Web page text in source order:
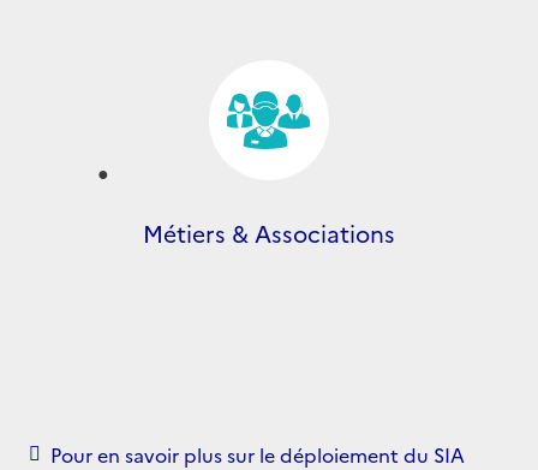
Métiers & Associations
Pour en savoir plus sur le déploiement du SIA